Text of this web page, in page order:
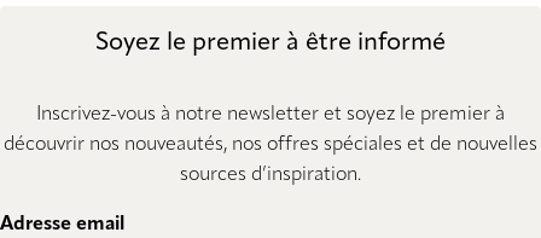
Soyez le premier à être informé
Inscrivez-vous à notre newsletter et soyez le premier à
découvrir nos nouveautés, nos offres spéciales et de nouvelles
sources d’inspiration.
Adresse email